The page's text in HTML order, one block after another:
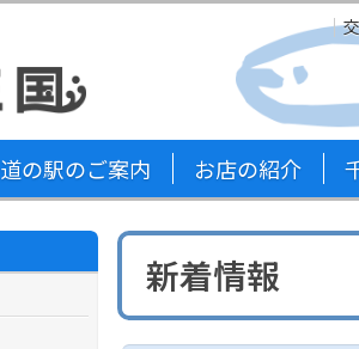
道の駅のご案内 お店の紹介
新着情報